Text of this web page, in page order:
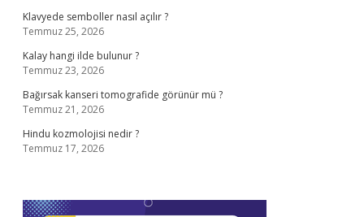
Klavyede semboller nasıl açılır ?
Temmuz 25, 2026
Kalay hangi ilde bulunur ?
Temmuz 23, 2026
Bağırsak kanseri tomografide görünür mü ?
Temmuz 21, 2026
Hindu kozmolojisi nedir ?
Temmuz 17, 2026